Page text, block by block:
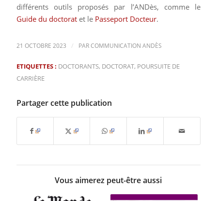
différents outils proposés par l’ANDès, comme le
Guide du doctoratet le Passeport Docteur.
21 OCTOBRE 2023 / PARCOMMUNICATION ANDÈS
ETIQUETTES : DOCTORANTS, DOCTORAT, POURSUITE DE
CARRIÈRE
Partager cette publication
Vous aimerez peut-être aussi